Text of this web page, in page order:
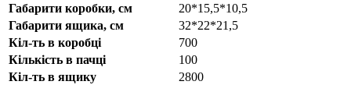
Габарити коробки, см
20*15,5*10,5
Габарити ящика, см
32*22*21,5
Кіл-ть в коробці
700
Кількість в пачці
100
Кіл-ть в ящику
2800